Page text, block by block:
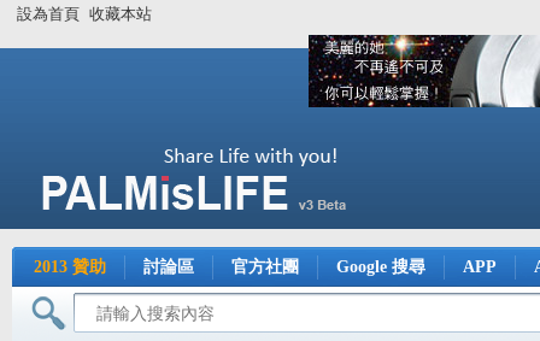
設為首頁 收藏本站
2013 贊助 討論區 官方社團 Google 搜尋 APP